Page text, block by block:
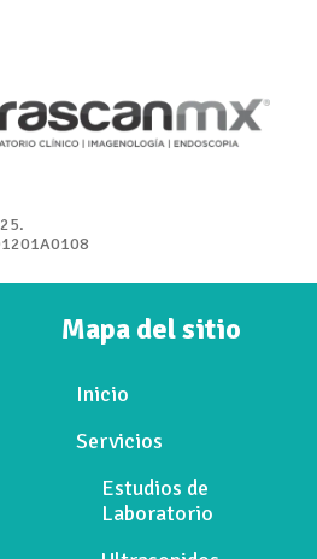
Mapa del sitio
Inicio
Servicios
Estudios de
Laboratorio